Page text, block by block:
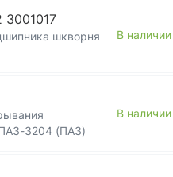
3001017
шкворня
В наличии
3204 (ПАЗ)
В наличии